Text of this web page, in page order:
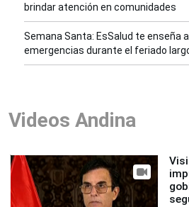
brindar atención en comunidades
Semana Santa: EsSalud te enseña
emergencias durante el feriado
Videos Andina